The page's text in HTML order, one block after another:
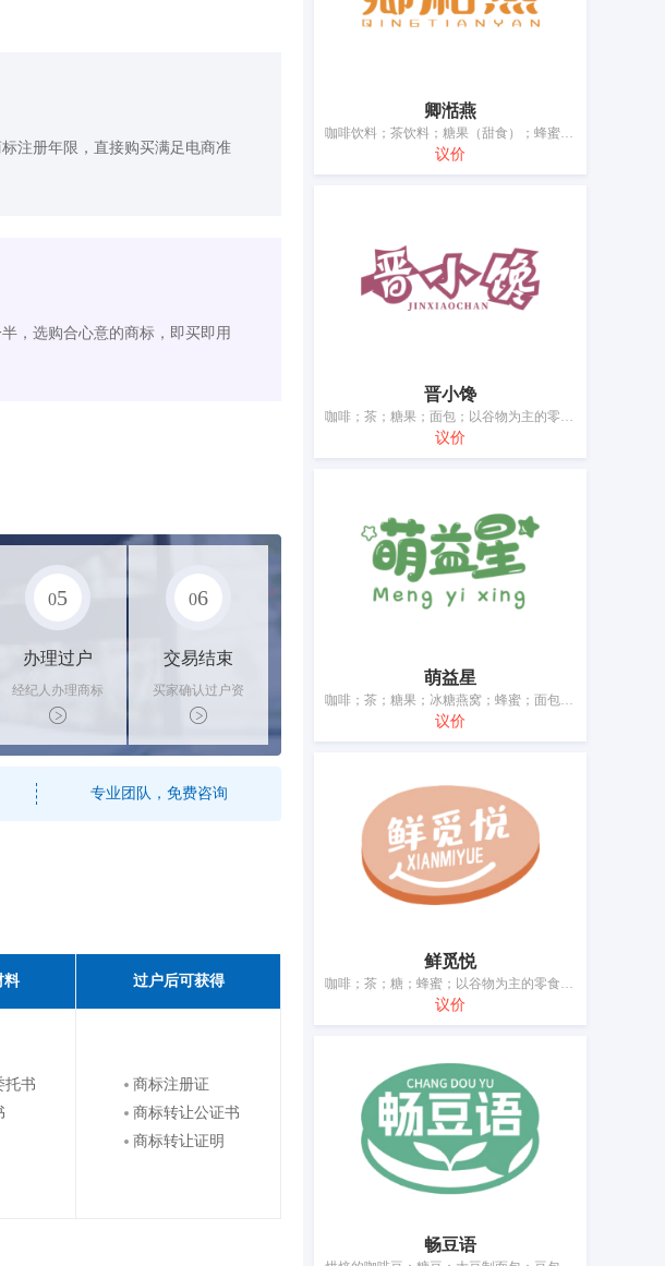
注册年限，直接购买满足电商准
，选购合心意的商标，即买即用
05
办理过户
经纪人办理商标
转让手续，交付
相关证书
06
交易结束
买家确认过户资
料后，平台解冻
资金支付卖家
专业团队，免费咨询
料 过户后可获得
托书
商标注册证
商标转让公证书
商标转让证明
卿湉燕
咖啡饮料；茶饮料；糖果（甜食）；蜂蜜；冰糖燕窝；蛋糕；以谷物为主的零食小吃；饼干；谷类制品；冰淇淋
议价
晋小馋
咖啡；茶；糖果；面包；以谷物为主的零食小吃；方便米饭；谷类制品；面条；冰淇淋；调味品
议价
萌益星
咖啡；茶；糖果；冰糖燕窝；蜂蜜；面包；以谷物为主的零食小吃；米；面条为主的预制食物；调味品
议价
鲜觅悦
咖啡；茶；糖；蜂蜜；以谷物为主的零食小吃；饼干；粥；包子；冰淇淋；调味品
议价
畅豆语